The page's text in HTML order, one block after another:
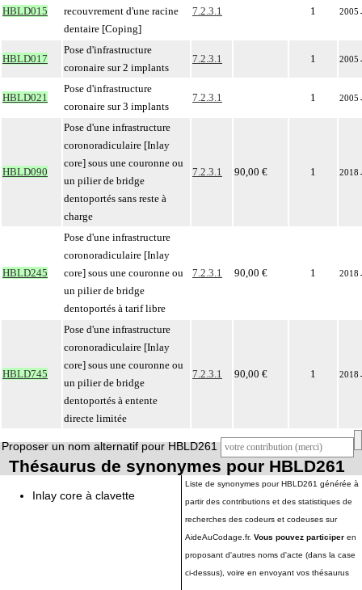
HBLD015
recouvrement d'une racine
dentaire [Coping]
7.2.3.1 1 2005
HBLD017
Pose d'infrastructure
coronaire sur 2 implants
7.2.3.1 1 2005
HBLD021
Pose d'infrastructure
coronaire sur 3 implants
7.2.3.1 1 2005
HBLD090
Pose d'une infrastructure
coronoradiculaire [Inlay
core] sous une couronne ou
un pilier de bridge
dentoportés sans reste à
charge
7.2.3.1 90,00 € 1 2018
HBLD245
Pose d'une infrastructure
coronoradiculaire [Inlay
core] sous une couronne ou
un pilier de bridge
dentoportés à tarif libre
7.2.3.1 90,00 € 1 2018
HBLD745
Pose d'une infrastructure
coronoradiculaire [Inlay
core] sous une couronne ou
un pilier de bridge
dentoportés à entente
directe limitée
7.2.3.1 90,00 € 1 2018
Proposer un nom alternatif pour HBLD261
Thésaurus de synonymes pour HBLD261
Inlay core à clavette
Liste de synonymes pour HBLD261 générée à
partir des contributions et des statistiques de
recherches des codeurs et codeuses sur
AideAuCodage.fr. Vous pouvez participer en
proposant d'autres noms d'acte (dans la case
ci-dessus), voire en envoyant vos thésaurus